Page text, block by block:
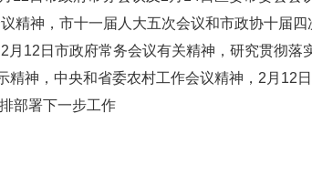
精神，市十一届人大五次会议和市政协十届
12日市政府常务会议有关精神，研究贯彻落
精神，中央和省委农村工作会议精神，2月12
部署下一步工作